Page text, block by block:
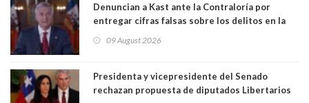
Denuncian a Kast ante la Contraloría por
entregar cifras falsas sobre los delitos en la
09 August 2026
Presidenta y vicepresidente del Senado
rechazan propuesta de diputados Libertarios